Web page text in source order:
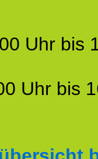
Uhr bis
Uhr bis